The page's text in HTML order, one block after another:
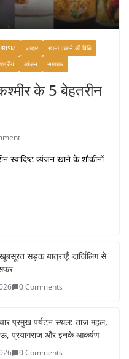
आहार
खाना पकाने की विधि
व्यंजन समाचार
के 5 बेहतरीन
स्वादिष्ट व्यंजन खाने के शौकीनों
सड़क यात्राएँ: दार्जिलिंग से
0 Comments
प्रमुख पर्यटन स्थल: ताज महल,
प्रयागराज और इनके आकर्षण
0 Comments